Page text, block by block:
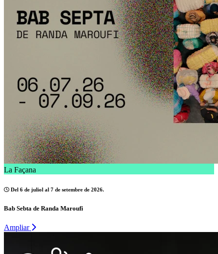
La Façana
Del 6 de juliol al 7 de setembre de 2026.
Bab Sebta de Randa Maroufi
Ampliar